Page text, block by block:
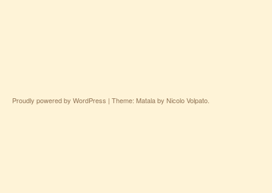
Proudly powered by WordPress | Theme: Matala by Nicolo Volpato.